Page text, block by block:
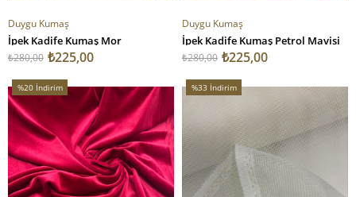
Duygu Kumaş
İpek Kadife Kumaş Mor
₺225,00
₺280,00
Duygu Kumaş
İpek Kadife Kumaş Petrol Mavisi
₺225,00
₺280,00
%20 İndirim
%20İndirim
%33 İndirim